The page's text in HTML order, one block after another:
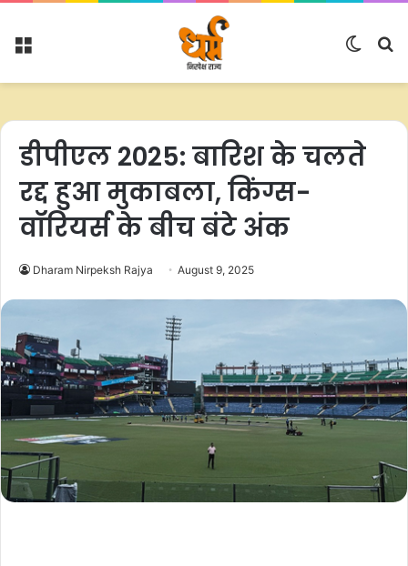
Menu
Switch
डीपीएल 2025: बारिश के चलते
रद्द हुआ मुकाबला, किंग्स-
वॉरियर्स के बीच बंटे अंक
Dharam Nirpeksh Rajya August 9, 2025